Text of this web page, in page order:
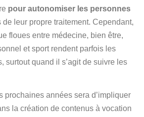
pour autonomiser les personnes
leur propre traitement. Cependant,
floues entre médecine, bien être,
et sport rendent parfois les
surtout quand il s’agit de suivre les
prochaines années sera d’impliquer
la création de contenus à vocation